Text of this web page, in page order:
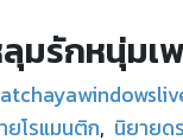
มรักหนุ่มเ
ยโรแมนติก, นิยายด